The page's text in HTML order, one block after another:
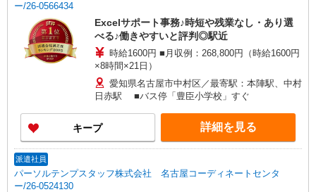
ー/26-0566434
Excelサポート事務♪時短や残業なし・あり選
べる♪働きやすいと評判◎駅近
時給1600円 ■月収例：268,800円（時給1600円
×8時間×21日）
愛知県名古屋市中村区／最寄駅：本陣駅、中村
日赤駅 ■バス停「豊臣小学校」すぐ
キープ 詳細を見る
派遣社員
パーソルテンプスタッフ株式会社 名古屋コーディネートセンタ
ー/26-0524130